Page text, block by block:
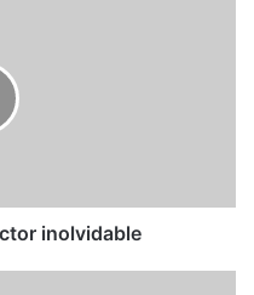
inolvidable